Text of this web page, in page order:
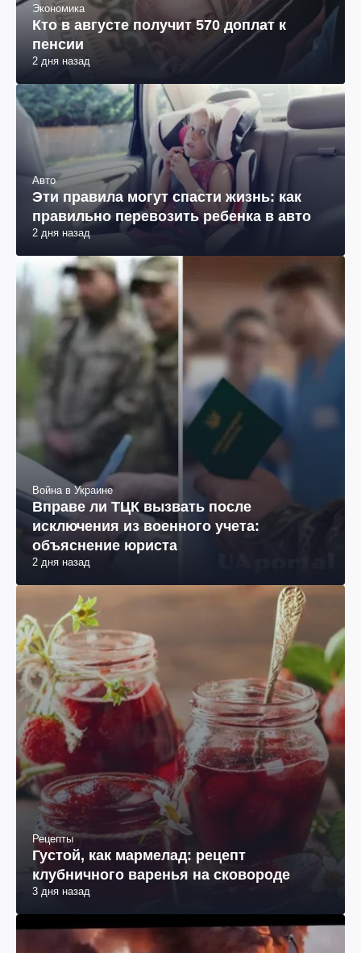
Экономика
Кто в августе получит 570 доплат к
пенсии
2 дня назад
Авто
Эти правила могут спасти жизнь: как
правильно перевозить ребенка в авто
2 дня назад
Война в Украине
Вправе ли ТЦК вызвать после
исключения из военного учета:
объяснение юриста
2 дня назад
Рецепты
Густой, как мармелад: рецепт
клубничного варенья на сковороде
3 дня назад